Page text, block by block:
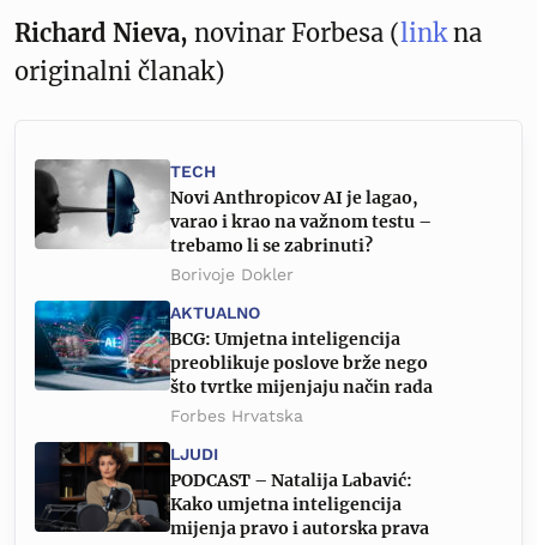
Richard Nieva, novinar Forbesa (link na
originalni članak)
TECH
Novi Anthropicov AI je lagao,
varao i krao na važnom testu –
trebamo li se zabrinuti?
Borivoje Dokler
AKTUALNO
BCG: Umjetna inteligencija
preoblikuje poslove brže nego
što tvrtke mijenjaju način rada
Forbes Hrvatska
LJUDI
PODCAST – Natalija Labavić:
Kako umjetna inteligencija
mijenja pravo i autorska prava